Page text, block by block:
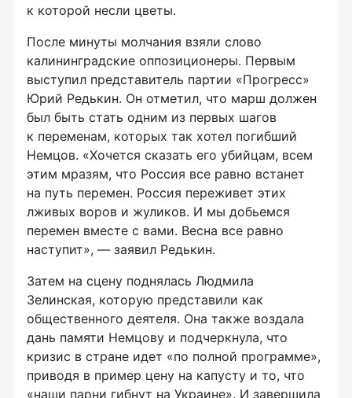
к которой несли цветы.
После минуты молчания взяли слово
калининградские оппозиционеры. Первым
выступил представитель партии «Прогресс»
Юрий Редькин. Он отметил, что марш должен
был быть стать одним из первых шагов
к переменам, которых так хотел погибший
Немцов. «Хочется сказать его убийцам, всем
этим мразям, что Россия все равно встанет
на путь перемен. Россия переживет этих
лживых воров и жуликов. И мы добьемся
перемен вместе с вами. Весна все равно
наступит», — заявил Редькин.
Затем на сцену поднялась Людмила
Зелинская, которую представили как
общественного деятеля. Она также воздала
дань памяти Немцову и подчеркнула, что
кризис в стране идет «по полной программе»,
приводя в пример цену на капусту и то, что
«наши парни гибнут на Украине». И завершила